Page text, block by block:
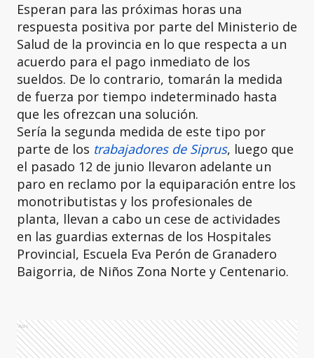
Esperan para las próximas horas una
respuesta positiva por parte del Ministerio de
Salud de la provincia en lo que respecta a un
acuerdo para el pago inmediato de los
sueldos. De lo contrario, tomarán la medida
de fuerza por tiempo indeterminado hasta
que les ofrezcan una solución.
Sería la segunda medida de este tipo por
parte de los trabajadores de Siprus, luego que
el pasado 12 de junio llevaron adelante un
paro en reclamo por la equiparación entre los
monotributistas y los profesionales de
planta, llevan a cabo un cese de actividades
en las guardias externas de los Hospitales
Provincial, Escuela Eva Perón de Granadero
Baigorria, de Niños Zona Norte y Centenario.
Ads